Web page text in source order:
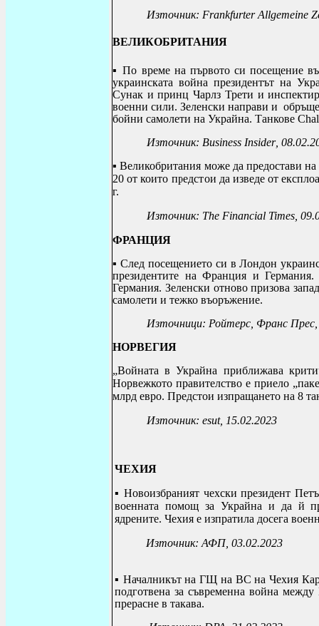
Източник: Frankfurter Allgemeine
ВЕЛИКОБРИТАНИЯ
▪По време на първото си посещение
украинската война президентът на
Сунак и принц Чарлз Трети и
военни сили. Зеленски направи и
бойни самолети на Украйна. Танкове
Източник: Business Insider,
▪Великобритания може да предостави
20 от които предстои да изведе от
г.
Източник: The Financial Times ,
ФРАНЦИЯ
▪След посещението си в Лондон
президентите на Франция и
Германия. Зеленски отново призова
самолети и тежко въоръжение.
Източници: Ройтерс , Франс
НОРВЕГИЯ
„Войната в Украйна приближава
Норвежкото правителство е приело
млрд евро. Предстои изпращането на 8
Източник: esut, 15.02.2023
ЧЕХИЯ
▪ Новоизбраният чехски президент
военната помощ за Украйна и да й
ядрените. Чехия е изпратила досега
Източник: АФП, 03.02.2023
▪ Началникът на ГЩ на ВС на Чехия
подготвена за съвременна война
прерасне в такава.